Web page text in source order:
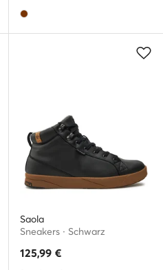
Saola
Sneakers · Schwarz
125,99 €